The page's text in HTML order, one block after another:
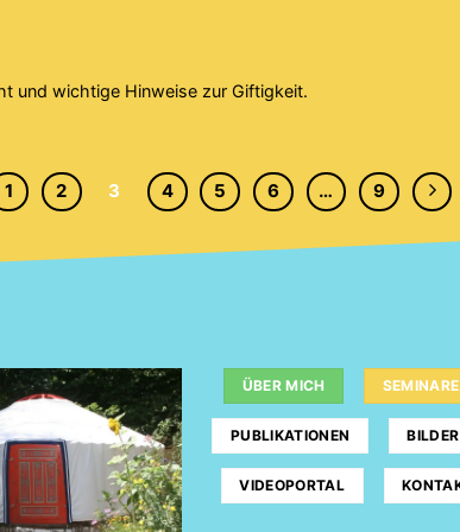
und wichtige Hinweise zur Giftigkeit.
1 2 3 4 5 6 … 9
ÜBER MICH SEMINARE
PUBLIKATIONEN BILDER
VIDEOPORTAL